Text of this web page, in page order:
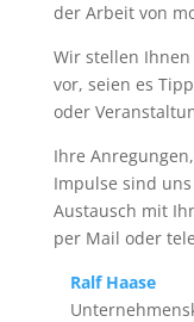
der Arbeit von
Wir stellen
vor, seien es
oder
Ihre
Impulse sind
Austausch mit
per Mail oder
Ralf Haase